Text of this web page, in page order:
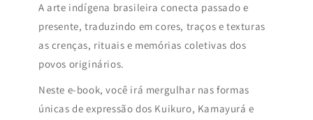
A arte indígena brasileira conecta passado e
presente, traduzindo em cores, traços e texturas
as crenças, rituais e memórias coletivas dos
povos originários.
Neste e-book, você irá mergulhar nas formas
únicas de expressão dos Kuikuro, Kamayurá e